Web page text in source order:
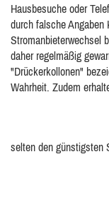
Hausbesuche oder
durch falsche Angaben
Stromanbieterwechsel
daher regelmäßig
"Drückerkollonen"
Wahrheit. Zudem
selten den günstigsten